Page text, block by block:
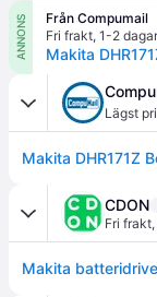
ANNONS
Från Compumail
Fri frakt, 1-2 dagar
Lägst
CDON
Fri frakt,